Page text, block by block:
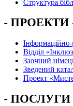
Структура
- ПРОЕКТИ
Вiддiл
Заочний
Зведений
Проект
- ПОСЛУГИ